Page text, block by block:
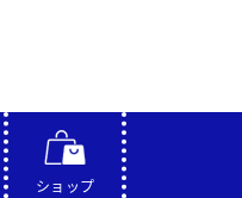
ショップ